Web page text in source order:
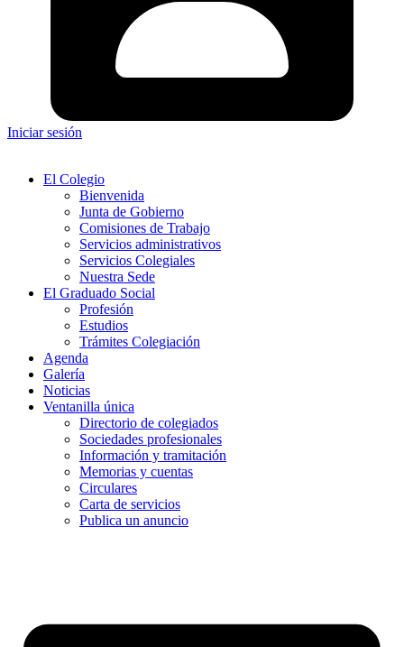
Iniciar sesión
El Colegio
Bienvenida
Junta de Gobierno
Comisiones de Trabajo
Servicios administrativos
Servicios Colegiales
Nuestra Sede
El Graduado Social
Profesión
Estudios
Trámites Colegiación
Agenda
Galería
Noticias
Ventanilla única
Directorio de colegiados
Sociedades profesionales
Información y tramitación
Memorias y cuentas
Circulares
Carta de servicios
Publica un anuncio